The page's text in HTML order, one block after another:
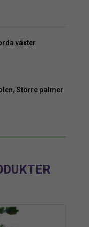
växter
, Större palmer